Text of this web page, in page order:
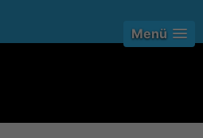
Menü